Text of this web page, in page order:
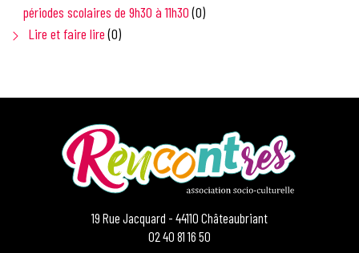
périodes scolaires de 9h30 à 11h30(0)
Lire et faire lire(0)
19 Rue Jacquard - 44110 Châteaubriant
02 40 81 16 50